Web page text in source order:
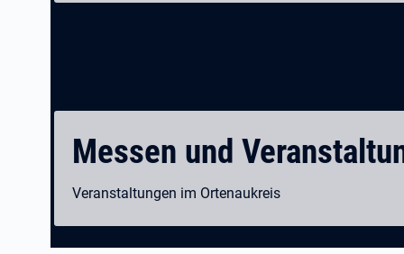
Messen und
Veranstaltungen im Ortenaukreis